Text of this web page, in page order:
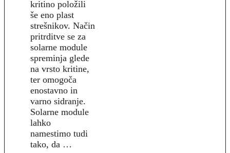
kritino položili
še eno plast
strešnikov. Način
pritrditve se za
solarne module
spreminja glede
na vrsto kritine,
ter omogoča
enostavno in
varno sidranje.
Solarne module
lahko
namestimo tudi
tako, da …